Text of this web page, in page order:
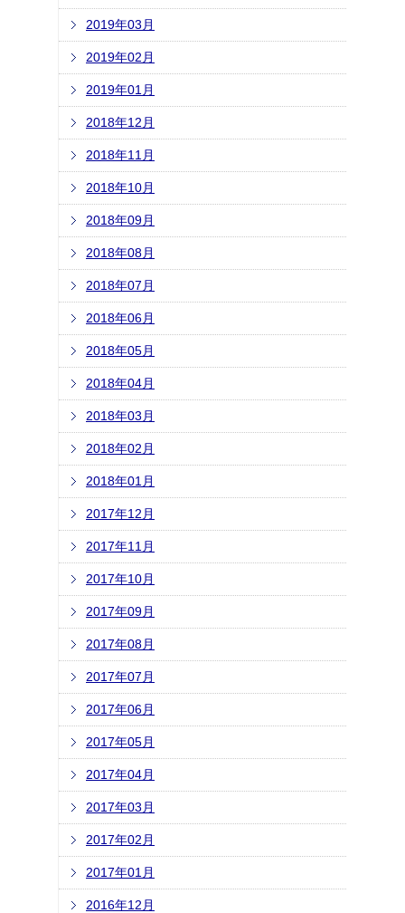
2019年03月
2019年02月
2019年01月
2018年12月
2018年11月
2018年10月
2018年09月
2018年08月
2018年07月
2018年06月
2018年05月
2018年04月
2018年03月
2018年02月
2018年01月
2017年12月
2017年11月
2017年10月
2017年09月
2017年08月
2017年07月
2017年06月
2017年05月
2017年04月
2017年03月
2017年02月
2017年01月
2016年12月